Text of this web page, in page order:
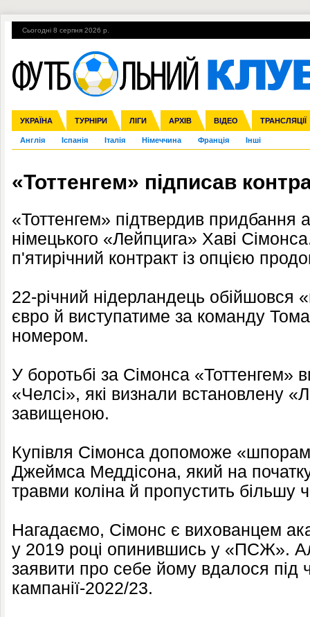
Сьогодні 8 серпня 2026 р.
УКРАЇНА ТУРНІРИ ЛІГИ АРХІВ ВІДЕО ТРАНСЛЯЦІЇ
Збірна Прем'єр-ліга Перша ліга Друга ліга Кубок України
Ліга чемпіонів Ліга Європи Міжнародні Ліга націй Ліга
Англія Іспанія Італія Німеччина Франція Інші
ЧС-2014 ЄВРО-2016 Росія Кубок конфедерацій ЧЄ-2015 (U-
Гарячі теми УПЛ, 2-й тур ВІЙНА УПЛ-ПЕРЕХОДИ
«Тоттенгем» підписав
«Тоттенгем» підтвердив придбання
німецького «Лейпцига» Хаві
п'ятирічний контракт із опцією
22-річний нідерландець обійшовся
євро й виступатиме за команду
номером.
У боротьбі за Сімонса «Тоттенгем»
«Челсі», які визнали встановлену
завищеною.
Купівля Сімонса допоможе
Джеймса Меддісона, який на
травми коліна й пропустить більшу
Нагадаємо, Сімонс є вихованцем
у 2019 році опинившись у «ПСЖ».
заявити про себе йому вдалося
кампанії-2022/23.